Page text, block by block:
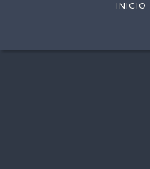
INICIO